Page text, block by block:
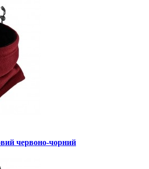
червоно-чорний